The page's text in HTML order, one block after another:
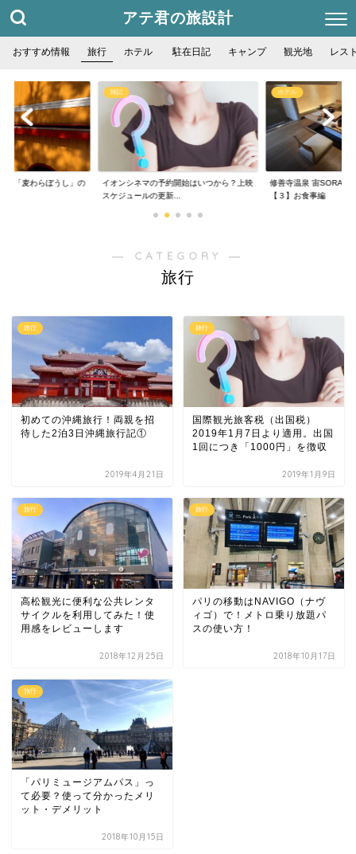
アテ君の旅設計
おすすめ情報 旅行 ホテル 駐在日記 キャンプ 観光地 レス
ェ「麦わらぼうし」の
雑記
イオンシネマの予約開始はいつから？上映
スケジュールの更新...
ホテル
修善寺温泉 宙SORA 渡
【３】お食事編
― CATEGORY ―
旅行
旅行
初めての沖縄旅行！両親を招
待した2泊3日沖縄旅行記①
2019年4月21日
旅行
国際観光旅客税（出国税）
2019年1月7日より適用。出国
1回につき「1000円」を徴収
2019年1月9日
旅行
高松観光に便利な公共レンタ
サイクルを利用してみた！使
用感をレビューします
2018年12月25日
旅行
パリの移動はNAVIGO（ナヴ
ィゴ）で！メトロ乗り放題パ
スの使い方！
2018年10月17日
旅行
「パリミュージアムパス」っ
て必要？使って分かったメリ
ット・デメリット
2018年10月15日